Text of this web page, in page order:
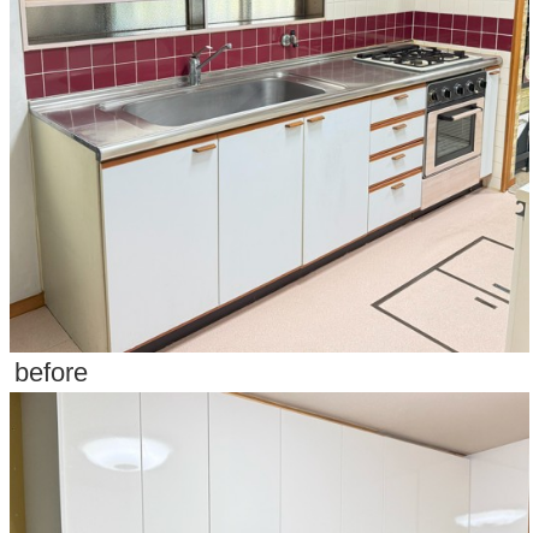
before